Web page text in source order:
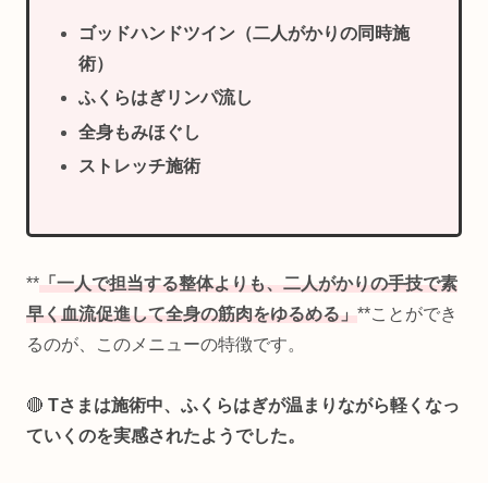
ゴッドハンドツイン（二人がかりの同時施
術）
ふくらはぎリンパ流し
全身もみほぐし
ストレッチ施術
**「一人で担当する整体よりも、二人がかりの手技で素
早く血流促進して全身の筋肉をゆるめる」**ことができ
るのが、このメニューの特徴です。
🔴 Tさまは施術中、ふくらはぎが温まりながら軽くなっ
ていくのを実感されたようでした。